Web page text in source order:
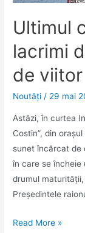
Ultimul
lacrimi
de viitor
Noutăţi / 29 mai
Astăzi, în curtea
Costin”, din
sunet încărcat de
în care se încheie
drumul
Președintele
Ultimul
Read More »